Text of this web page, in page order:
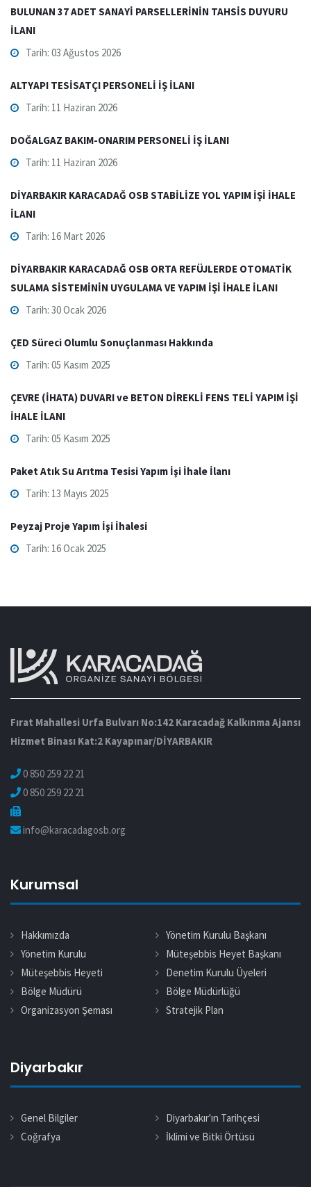
BULUNAN 37 ADET SANAYİ PARSELLERİNİN TAHSİS DUYURU
İLANI
Tarih: 03 Ağustos 2026
ALTYAPI TESİSATÇI PERSONELİ İŞ İLANI
Tarih: 11 Haziran 2026
DOĞALGAZ BAKIM-ONARIM PERSONELİ İŞ İLANI
Tarih: 11 Haziran 2026
DİYARBAKIR KARACADAĞ OSB STABİLİZE YOL YAPIM İŞİ İHALE
İLANI
Tarih: 16 Mart 2026
DİYARBAKIR KARACADAĞ OSB ORTA REFÜJLERDE OTOMATİK
SULAMA SİSTEMİNİN UYGULAMA VE YAPIM İŞİ İHALE İLANI
Tarih: 30 Ocak 2026
ÇED Süreci Olumlu Sonuçlanması Hakkında
Tarih: 05 Kasım 2025
ÇEVRE (İHATA) DUVARI ve BETON DİREKLİ FENS TELİ YAPIM İŞİ
İHALE İLANI
Tarih: 05 Kasım 2025
Paket Atık Su Arıtma Tesisi Yapım İşi İhale İlanı
Tarih: 13 Mayıs 2025
Peyzaj Proje Yapım İşi İhalesi
Tarih: 16 Ocak 2025
Fırat Mahallesi Urfa Bulvarı No:142 Karacadağ Kalkınma Ajansı
Hizmet Binası Kat:2 Kayapınar/DİYARBAKIR
0 850 259 22 21
0 850 259 22 21
info@karacadagosb.org
Kurumsal
Hakkımızda
Yönetim Kurulu Başkanı
Yönetim Kurulu
Müteşebbis Heyet Başkanı
Müteşebbis Heyeti
Denetim Kurulu Üyeleri
Bölge Müdürü
Bölge Müdürlüğü
Organizasyon Şeması
Stratejik Plan
Diyarbakır
Genel Bilgiler
Diyarbakır'ın Tarihçesi
Coğrafya
İklimi ve Bitki Örtüsü